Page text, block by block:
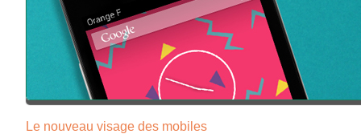
Le nouveau visage des mobiles